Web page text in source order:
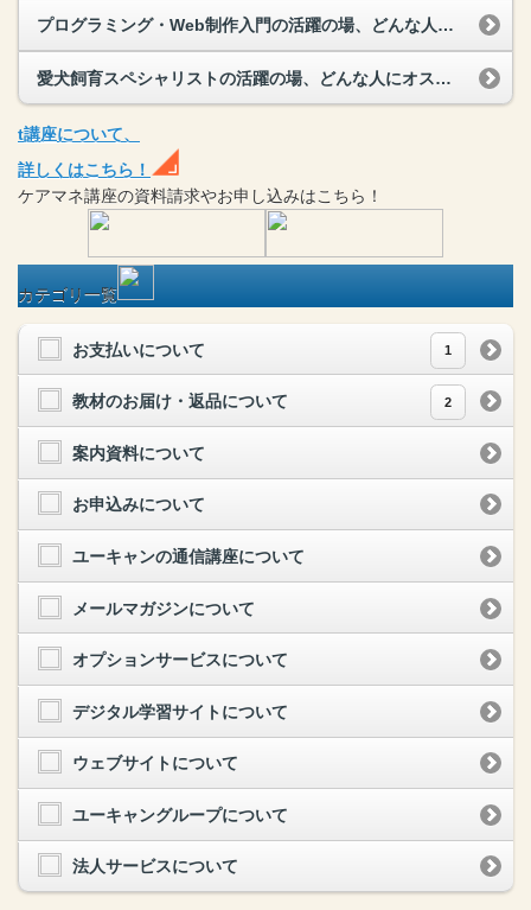
プログラミング・Web制作入門の活躍の場、どんな人にオススメ？
愛犬飼育スペシャリストの活躍の場、どんな人にオススメ？
t講座について、
詳しくはこちら！
ケアマネ講座の資料請求やお申し込みはこちら！
カテゴリ一覧
お支払いについて 1
教材のお届け・返品について 2
案内資料について
お申込みについて
ユーキャンの通信講座について
メールマガジンについて
オプションサービスについて
デジタル学習サイトについて
ウェブサイトについて
ユーキャングループについて
法人サービスについて